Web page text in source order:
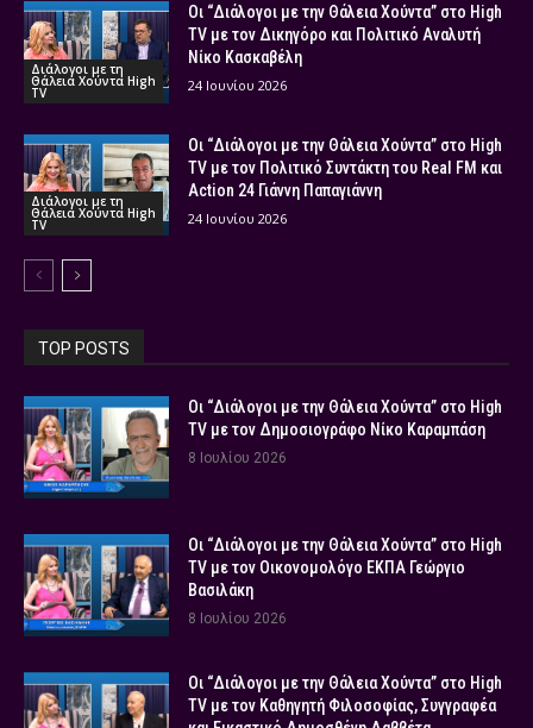
Διάλογοι με τη
Θάλεια Χούντα High
TV
Οι “Διάλογοι με την Θάλεια Χούντα” στο High
TV με τον Δικηγόρο και Πολιτικό Αναλυτή
Νίκο Κασκαβέλη
24 Ιουνίου 2026
Διάλογοι με τη
Θάλεια Χούντα High
TV
Οι “Διάλογοι με την Θάλεια Χούντα” στο High
TV με τον Πολιτικό Συντάκτη του Real FM και
Action 24 Γιάννη Παπαγιάννη
24 Ιουνίου 2026
TOP POSTS
Οι “Διάλογοι με την Θάλεια Χούντα” στο High
TV με τον Δημοσιογράφο Νίκο Καραμπάση
8 Ιουλίου 2026
Οι “Διάλογοι με την Θάλεια Χούντα” στο High
TV με τον Οικονομολόγο ΕΚΠΑ Γεώργιο
Βασιλάκη
8 Ιουλίου 2026
Οι “Διάλογοι με την Θάλεια Χούντα” στο High
TV με τον Καθηγητή Φιλοσοφίας, Συγγραφέα